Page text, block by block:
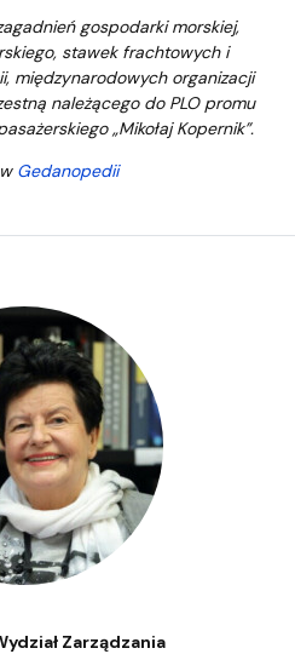
gospodarki morskiej,
stawek frachtowych i
międzynarodowych organizacji
należącego do PLO promu
„Mikołaj Kopernik”.
Gedanopedii
Zarządzania